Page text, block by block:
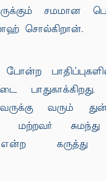
சமமான
சொல்கிறான்.
வரும்
மற்றவர்
கருத்து